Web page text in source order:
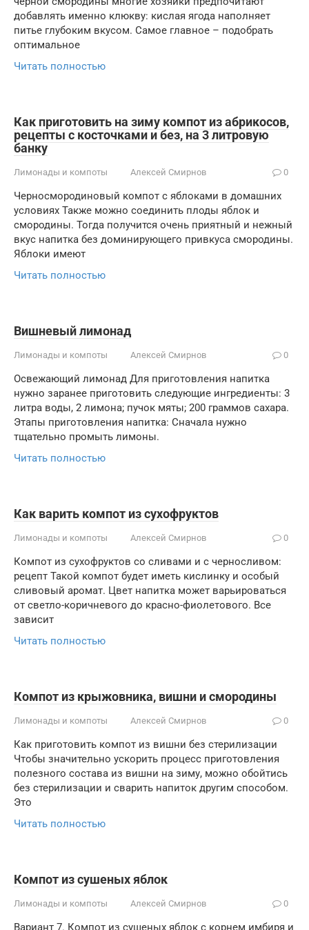
добавлять именно клюкву: кислая ягода наполняет
питье глубоким вкусом. Самое главное – подобрать
оптимальное
Читать полностью
Как приготовить на зиму компот из абрикосов,
рецепты с косточками и без, на 3 литровую
банку
Лимонады и компоты Алексей Смирнов 0
Черносмородиновый компот с яблоками в домашних
условиях Также можно соединить плоды яблок и
смородины. Тогда получится очень приятный и нежный
вкус напитка без доминирующего привкуса смородины.
Яблоки имеют
Читать полностью
Вишневый лимонад
Лимонады и компоты Алексей Смирнов 0
Освежающий лимонад Для приготовления напитка
нужно заранее приготовить следующие ингредиенты: 3
литра воды, 2 лимона; пучок мяты; 200 граммов сахара.
Этапы приготовления напитка: Сначала нужно
тщательно промыть лимоны.
Читать полностью
Как варить компот из сухофруктов
Лимонады и компоты Алексей Смирнов 0
Компот из сухофруктов со сливами и с черносливом:
рецепт Такой компот будет иметь кислинку и особый
сливовый аромат. Цвет напитка может варьироваться
от светло-коричневого до красно-фиолетового. Все
зависит
Читать полностью
Компот из крыжовника, вишни и смородины
Лимонады и компоты Алексей Смирнов 0
Как приготовить компот из вишни без стерилизации
Чтобы значительно ускорить процесс приготовления
полезного состава из вишни на зиму, можно обойтись
без стерилизации и сварить напиток другим способом.
Это
Читать полностью
Компот из сушеных яблок
Лимонады и компоты Алексей Смирнов 0
Вариант 7. Компот из сушеных яблок с корнем имбиря и